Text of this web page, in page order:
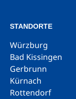
STANDORTE
Würzburg
Bad Kissingen
Gerbrunn
Kürnach
Rottendorf